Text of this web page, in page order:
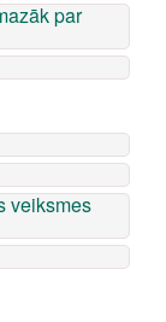
par
veiksmes